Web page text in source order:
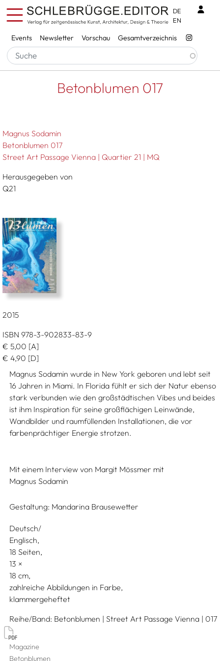
Direkt zum Inhalt
Services
Events Newsletter Vorschau Gesamtverzeichnis
DE
EN
Pfadnavigation
Startseite Betonblumen 017
Betonblumen 017
Magnus Sodamin
Betonblumen 017
Street Art Passage Vienna | Quartier 21 | MQ
Herausgegeben von
Q21
2015
ISBN 978-3-902833-83-9
€ 5,00 [A]
€ 4,90 [D]
Magnus Sodamin wurde in New York geboren und lebt seit
16 Jahren in Miami. In Florida fühlt er sich der Natur ebenso
stark verbunden wie den großstädtischen Vibes und beides
ist ihm Inspiration für seine großflächigen Leinwände,
Wandbilder und raumfüllenden Installationen, die vor
farbenprächtiger Energie strotzen.
Mit einem Interview von Margit Mössmer mit
Magnus Sodamin
Gestaltung: Mandarina Brausewetter
Deutsch/
Englisch
18 Seiten,
13
18
zahlreiche Abbildungen in Farbe
klammergeheftet
Reihe/Band Betonblumen | Street Art Passage Vienna | 017
Magazine
Betonblumen